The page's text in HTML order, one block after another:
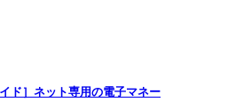
ド］ネット専用の電子マネー